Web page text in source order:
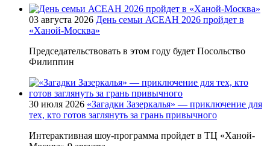
03 августа 2026 День семьи АСЕАН 2026 пройдет в
«Ханой-Москва»
Председательствовать в этом году будет Посольство
Филиппин
30 июля 2026 «Загадки Зазеркалья» — приключение для
тех, кто готов заглянуть за грань привычного
Интерактивная шоу-программа пройдет в ТЦ «Ханой-